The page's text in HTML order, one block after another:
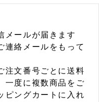
メールが届きます
連絡メールをもって
注文番号ごとに送料
一度に複数商品をご
ピングカートに入れ